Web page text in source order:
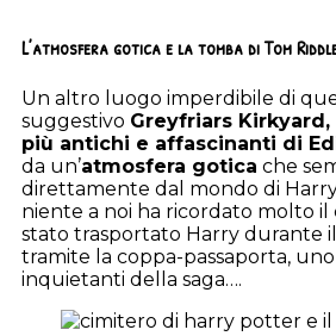
L’atmosfera gotica e la tomba di Tom
Un altro luogo imperdibile di
suggestivo Greyfriars
più antichi e affascinanti di
da un’atmosfera gotica che
direttamente dal mondo di
niente a noi ha ricordato molto il
stato trasportato Harry durante
tramite la coppa-passaporta,
inquietanti della saga….